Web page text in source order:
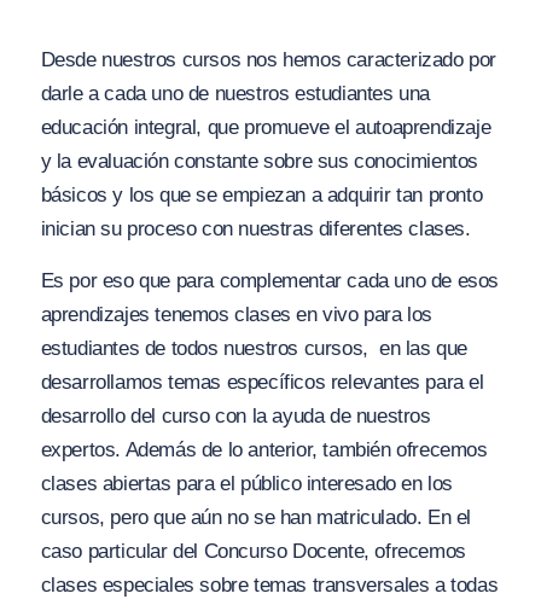
Desde nuestros cursos nos hemos caracterizado por
darle a cada uno de nuestros estudiantes una
educación integral, que promueve el autoaprendizaje
y la evaluación constante sobre sus conocimientos
básicos y los que se empiezan a adquirir tan pronto
inician su proceso con nuestras diferentes clases.
Es por eso que para complementar cada uno de esos
aprendizajes tenemos clases en vivo para los
estudiantes de todos nuestros cursos, en las que
desarrollamos temas específicos relevantes para el
desarrollo del curso con la ayuda de nuestros
expertos. Además de lo anterior, también ofrecemos
clases abiertas para el público interesado en los
cursos, pero que aún no se han matriculado. En el
caso particular del Concurso Docente, ofrecemos
clases especiales sobre temas transversales a todas